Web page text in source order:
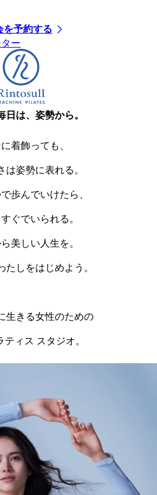
を予約する
ー
日は、姿勢から。
着飾っても、
は姿勢に表れる。
歩んでいけたら、
ぐでいられる。
美しい人生を。
たしをはじめよう。
生きる女性のための
ティス スタジオ。